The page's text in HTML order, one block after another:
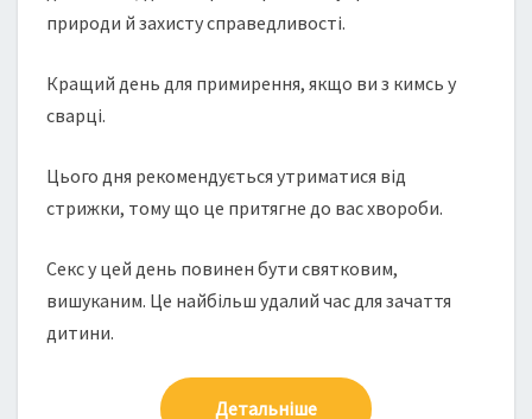
природи й захисту справедливості.
Кращий день для примирення, якщо ви з кимсь у
сварці.
Цього дня рекомендується утриматися від
стрижки, тому що це притягне до вас хвороби.
Секс у цей день повинен бути святковим,
вишуканим. Це найбільш удалий час для зачаття
дитини.
Детальніше